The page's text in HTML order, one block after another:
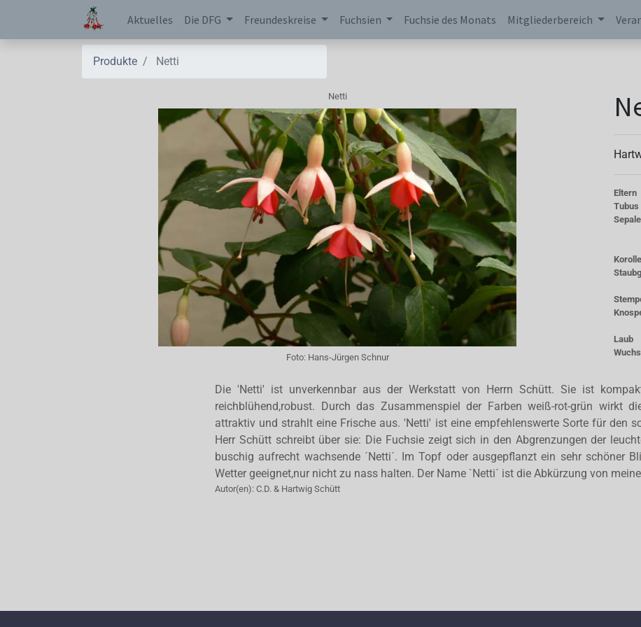
Aktuelles Die DFG Freundeskreise Fuchsien Fuchsie des Monats Mitgliederbereich
Produkte Netti
Netti
Foto: Hans-Jürgen Schnur
Eltern
Tubus
Laub
Wuchs
Die 'Netti' ist unverkennbar aus der Werkstatt von Herrn Schütt. Sie ist
reichblühend,robust. Durch das Zusammenspiel der Farben weiß-rot-grün wirkt
attraktiv und strahlt eine Frische aus. 'Netti' ist eine empfehlenswerte Sorte für den
Herr Schütt schreibt über sie: Die Fuchsie zeigt sich in den Abgrenzungen der
buschig aufrecht wachsende ´Netti´. Im Topf oder ausgepflanzt ein sehr schöner
Wetter geeignet,nur nicht zu nass halten. Der Name `Netti´ ist die Abkürzung von
Autor(en): C.D. & Hartwig Schütt